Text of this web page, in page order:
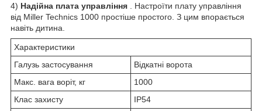
4) Надійна плата управління
. Настроїти плату управління
від Miller Technics 1000 простіше простого. З цим впорається
навіть дитина.
Характеристики
Галузь застосування
Відкатні ворота
Макс. вага воріт, кг
1000
Клас захисту
IP54